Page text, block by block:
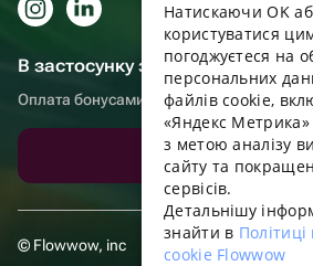
В застосунку зручніше!
Оплата бонусами, самовивіз, зручний
Завантажити
© Flowwow, inc
Натискаючи OK
користуватися
погоджуєтеся на
персональних
файлів cookie,
«Яндекс
з метою аналізу
сайту та
сервісів.
Детальнішу
знайти в
cookie Flowwow